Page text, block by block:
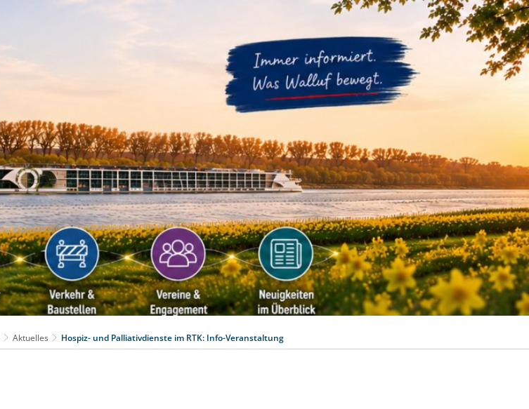
Barrierefreiheit
WIRTSCHAFTSFÖRDERUNG
Aktuelles Hospiz- und Palliativdienste im RTK: Info-Veranstaltung